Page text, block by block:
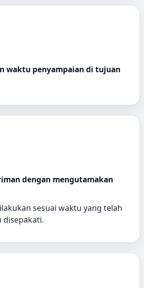
waktu penyampaian di tujuan
dengan mengutamakan
sesuai waktu yang telah